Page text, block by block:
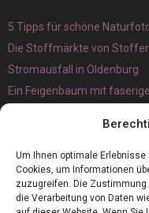
Um Ihnen optimale
Cookies, um Informationen
zuzugreifen. Die
die Verarbeitung von Daten
5 Tipps für schöne
Die Stoffmärkte von
Stromausfall in Oldenburg
Ein Feigenbaum mit
Magnetangeln